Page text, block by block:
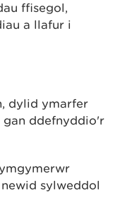
ffisegol,
a llafur i
dylid ymarfer
ddefnyddio'r
sylweddol